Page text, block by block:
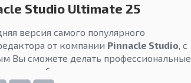
Studio Ultimate 25
версия самого популярного
от компании Pinnacle Studio, с
Вы сможете делать профессиональные
у себя дома...